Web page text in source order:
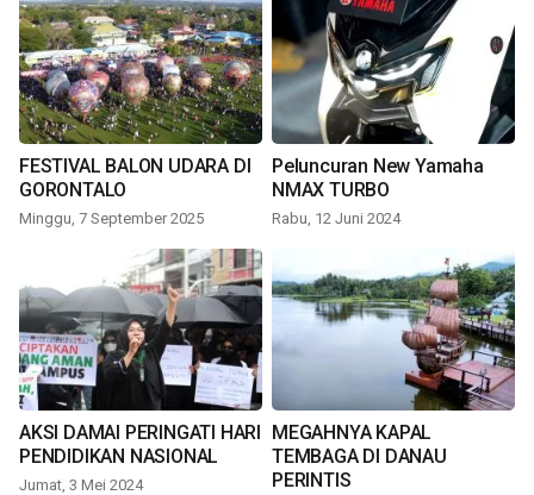
FESTIVAL BALON UDARA DI
GORONTALO
Minggu, 7 September 2025
Peluncuran New Yamaha
NMAX TURBO
Rabu, 12 Juni 2024
AKSI DAMAI PERINGATI HARI
PENDIDIKAN NASIONAL
Jumat, 3 Mei 2024
MEGAHNYA KAPAL
TEMBAGA DI DANAU
PERINTIS